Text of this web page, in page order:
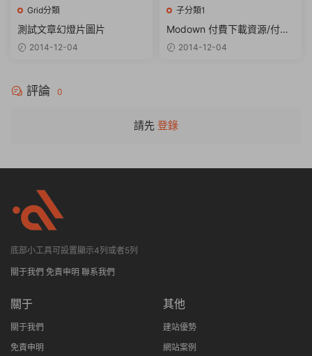
Grid分類
測試文章幻燈片圖片
2014-12-04
子分類1
Modown 付費下載資源/付費
查看内容 WordPress主題
2014-12-04
評論 0
請先 登錄
底部小工具可設置顯示4列或者5列
關于我們 免責申明 聯系我們
關于
關于我們
免責申明
其他
建站優勢
網站案例